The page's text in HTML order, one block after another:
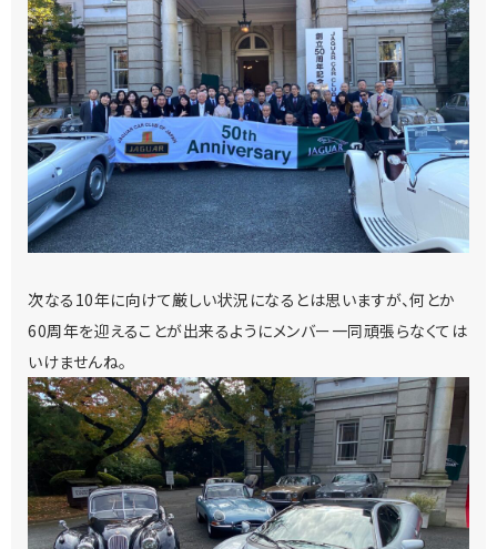
次なる10年に向けて厳しい状況になるとは思いますが、何とか
60周年を迎えることが出来るようにメンバー一同頑張らなくては
いけませんね。